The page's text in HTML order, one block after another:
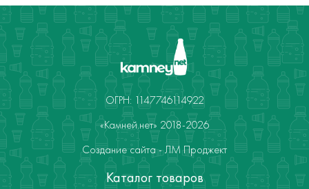
ОГРН: 1147746114922
«Камней.нет» 2018-2026
Создание сайта - ЛМ Проджект
Каталог товаров